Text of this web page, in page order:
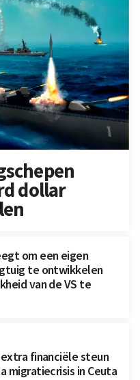
dollar
om een eigen
te ontwikkelen
van de VS te
extra financiële steun
migratiecrisis in Ceuta